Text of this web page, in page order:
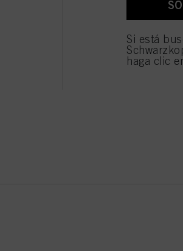
Si está
haga clic
Si hace clic en "Rechazar", soólo se utilizarán las